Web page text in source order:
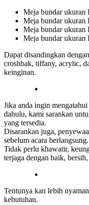
Meja bundar ukuran
Meja bundar ukuran
Meja bundar ukuran
Meja bundar ukuran
Dapat disandingkan
croshbak, tiffany, acrylic,
keinginan.
Jika anda ingin
dahulu, kami sarankan
yang tersedia.
Disarankan juga,
sebelum acara berlangsung.
Tidak perlu khawatir,
terjaga dengan baik,
Tentunya kan lebih
kebutuhan.